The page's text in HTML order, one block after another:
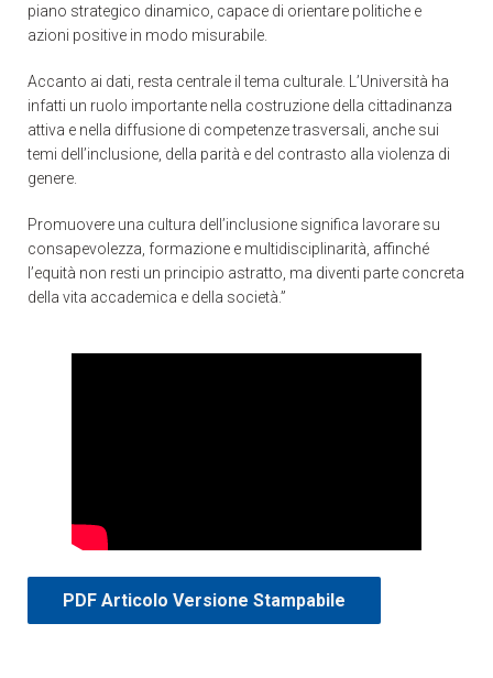
piano strategico dinamico, capace di orientare politiche e
azioni positive in modo misurabile.
Accanto ai dati, resta centrale il tema culturale. L’Università ha
infatti un ruolo importante nella costruzione della cittadinanza
attiva e nella diffusione di competenze trasversali, anche sui
temi dell’inclusione, della parità e del contrasto alla violenza di
genere.
Promuovere una cultura dell’inclusione significa lavorare su
consapevolezza, formazione e multidisciplinarità, affinché
l’equità non resti un principio astratto, ma diventi parte concreta
della vita accademica e della società.”
PDF Articolo Versione Stampabile